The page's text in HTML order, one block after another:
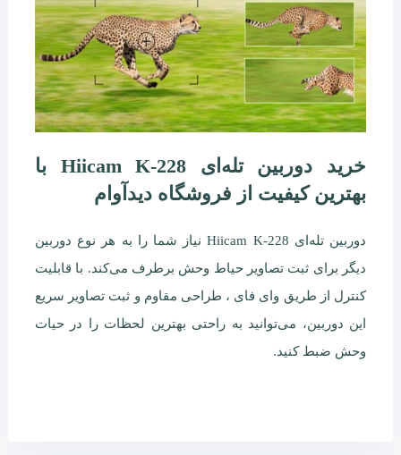
خرید دوربین تله‌ای Hiicam K-228 با
بهترین کیفیت از فروشگاه دیدآوام
دوربین تله‌ای Hiicam K-228 نیاز شما را به هر نوع دوربین
دیگر برای ثبت تصاویر حیاط وحش برطرف می‌کند. با قابلیت
کنترل از طریق وای فای ، طراحی مقاوم و ثبت تصاویر سریع
این دوربین، می‌توانید به راحتی بهترین لحظات را در حیات
وحش ضبط کنید.